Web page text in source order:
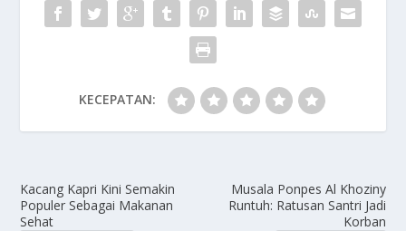
KECEPATAN:
Kacang Kapri Kini Semakin
Populer Sebagai Makanan
Sehat
Musala Ponpes Al Khoziny
Runtuh: Ratusan Santri Jadi
Korban